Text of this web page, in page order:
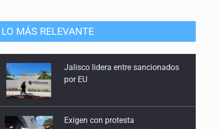
LO MÁS RELEVANTE
Exigen con protesta
atender desaparición de menores
Procesan a el “R1”, presunto líder